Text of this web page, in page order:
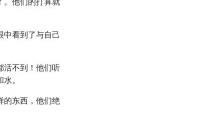
中看到了与自己
活不到！他们听
。
的东西，他们绝